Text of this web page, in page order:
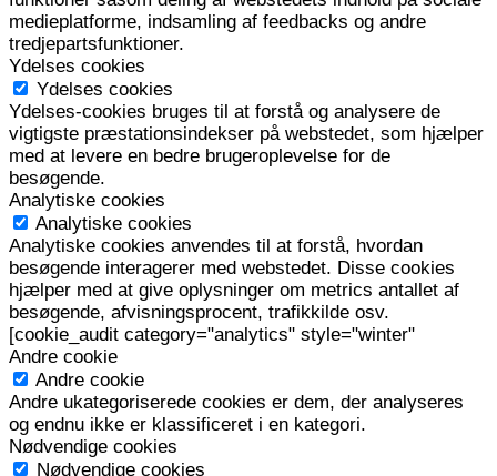
medieplatforme, indsamling af feedbacks og andre
tredjepartsfunktioner.
Ydelses cookies
Ydelses cookies
Ydelses-cookies bruges til at forstå og analysere de
vigtigste præstationsindekser på webstedet, som hjælper
med at levere en bedre brugeroplevelse for de
besøgende.
Analytiske cookies
Analytiske cookies
Analytiske cookies anvendes til at forstå, hvordan
besøgende interagerer med webstedet. Disse cookies
hjælper med at give oplysninger om metrics antallet af
besøgende, afvisningsprocent, trafikkilde osv.
[cookie_audit category="analytics" style="winter"
Andre cookie
Andre cookie
Andre ukategoriserede cookies er dem, der analyseres
og endnu ikke er klassificeret i en kategori.
Nødvendige cookies
Nødvendige cookies